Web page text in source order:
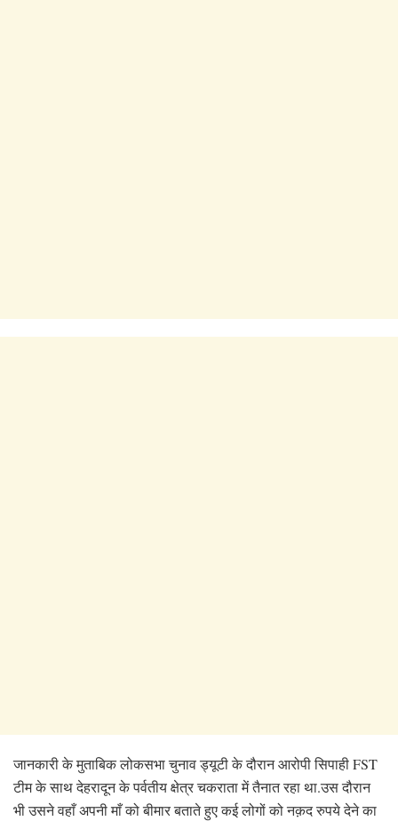
जानकारी के मुताबिक लोकसभा चुनाव ड्यूटी के दौरान आरोपी सिपाही FST
टीम के साथ देहरादून के पर्वतीय क्षेत्र चकराता में तैनात रहा था.उस दौरान
भी उसने वहाँ अपनी माँ को बीमार बताते हुए कई लोगों को नक़द रुपये देने का